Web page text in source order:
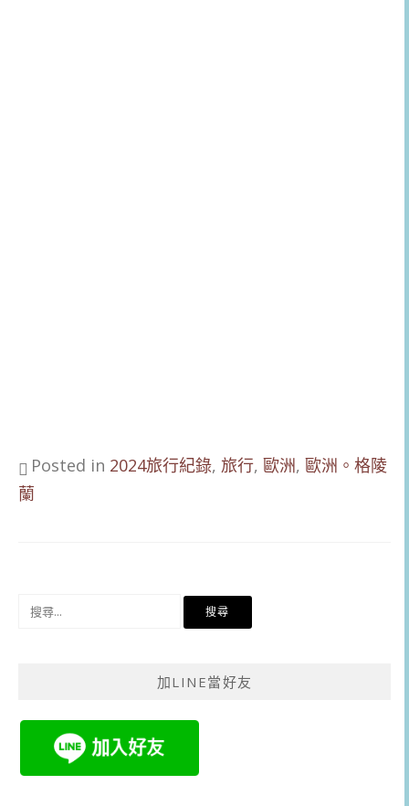
Posted in 2024旅行紀錄, 旅行, 歐洲, 歐洲。格陵
蘭
加LINE當好友